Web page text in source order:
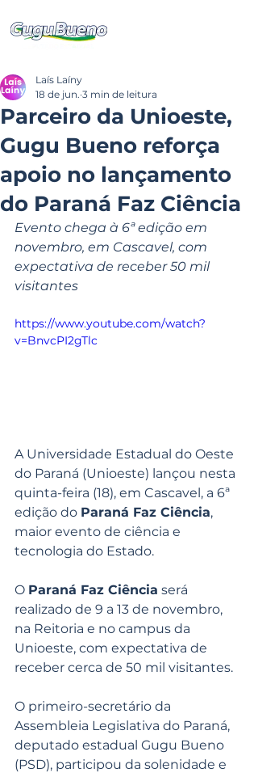
Parceiro da Unioeste,
Gugu Bueno reforça
apoio no lançamento
do Paraná Faz Ciência
Laís Laíny
18 de jun. 3 min de leitura
Evento chega à 6ª edição em
novembro, em Cascavel, com
expectativa de receber 50 mil
visitantes
https://www.youtube.com/watch?
v=BnvcPI2gTlc
A Universidade Estadual do Oeste
do Paraná (Unioeste) lançou nesta
quinta-feira (18), em Cascavel, a 6ª
edição do Paraná Faz Ciência,
maior evento de ciência e
tecnologia do Estado.
O Paraná Faz Ciência será
realizado de 9 a 13 de novembro,
na Reitoria e no campus da
Unioeste, com expectativa de
receber cerca de 50 mil visitantes.
O primeiro-secretário da
Assembleia Legislativa do Paraná,
deputado estadual Gugu Bueno
(PSD), participou da solenidade e